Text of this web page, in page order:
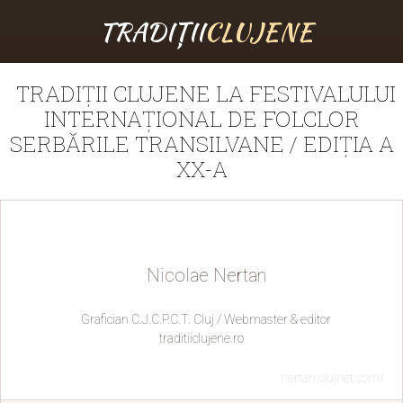
TRADIȚIICLUJENE
TRADIȚII CLUJENE LA FESTIVALULUI
INTERNAȚIONAL DE FOLCLOR
SERBĂRILE TRANSILVANE / EDIȚIA A
XX-A
Nicolae Nertan
Grafician C.J.C.P.C.T. Cluj / Webmaster & editor
traditiiclujene.ro
nertan.clujnet.com/